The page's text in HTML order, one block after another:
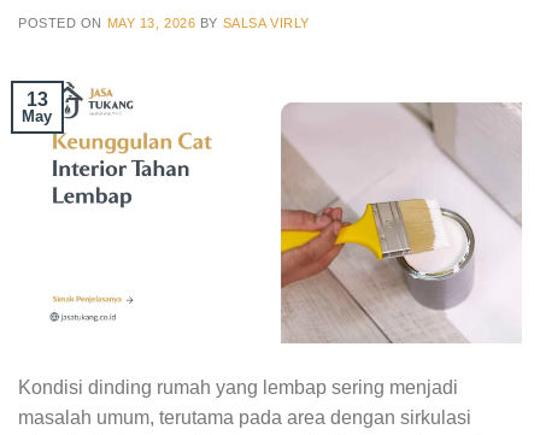
POSTED ON MAY 13, 2026 BY SALSA VIRLY
13
May
Kondisi dinding rumah yang lembap sering menjadi
masalah umum, terutama pada area dengan sirkulasi